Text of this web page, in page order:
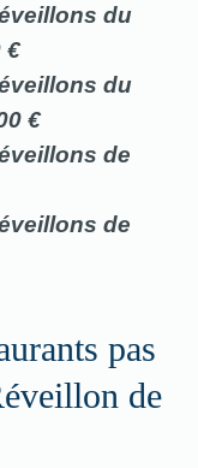
du
€
du
€
de
de
pas
de